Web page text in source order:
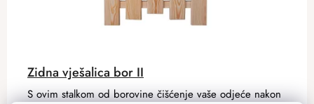
Zidna vješalica bor II
S ovim stalkom od borovine čišćenje vaše odjeće nakon